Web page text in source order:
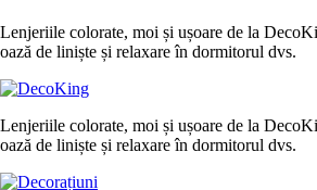
Lenjeriile colorate, moi și ușoare de la
oază de liniște și relaxare în dormitorul dvs.
Lenjeriile colorate, moi și ușoare de la
oază de liniște și relaxare în dormitorul dvs.